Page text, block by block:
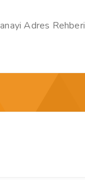
Adres Rehberi